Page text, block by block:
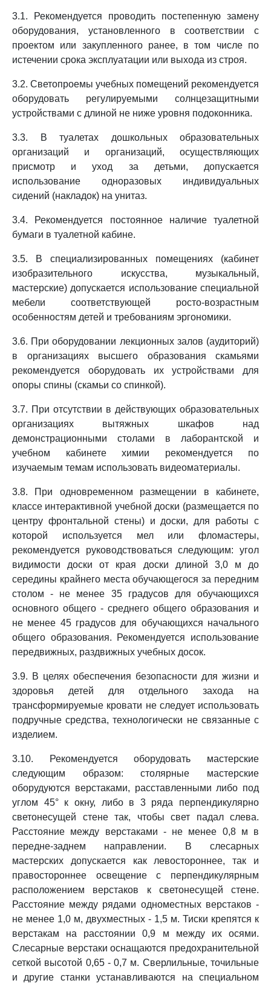
3.1. Рекомендуется проводить постепенную замену
оборудования, установленного в соответствии с
проектом или закупленного ранее, в том числе по
истечении срока эксплуатации или выхода из строя.
3.2. Светопроемы учебных помещений рекомендуется
оборудовать регулируемыми солнцезащитными
устройствами с длиной не ниже уровня подоконника.
3.3. В туалетах дошкольных образовательных
организаций и организаций, осуществляющих
присмотр и уход за детьми, допускается
использование одноразовых индивидуальных
сидений (накладок) на унитаз.
3.4. Рекомендуется постоянное наличие туалетной
бумаги в туалетной кабине.
3.5. В специализированных помещениях (кабинет
изобразительного искусства, музыкальный,
мастерские) допускается использование специальной
мебели соответствующей росто-возрастным
особенностям детей и требованиям эргономики.
3.6. При оборудовании лекционных залов (аудиторий)
в организациях высшего образования скамьями
рекомендуется оборудовать их устройствами для
опоры спины (скамьи со спинкой).
3.7. При отсутствии в действующих образовательных
организациях вытяжных шкафов над
демонстрационными столами в лаборантской и
учебном кабинете химии рекомендуется по
изучаемым темам использовать видеоматериалы.
3.8. При одновременном размещении в кабинете,
классе интерактивной учебной доски (размещается по
центру фронтальной стены) и доски, для работы с
которой используется мел или фломастеры,
рекомендуется руководствоваться следующим: угол
видимости доски от края доски длиной 3,0 м до
середины крайнего места обучающегося за передним
столом - не менее 35 градусов для обучающихся
основного общего - среднего общего образования и
не менее 45 градусов для обучающихся начального
общего образования. Рекомендуется использование
передвижных, раздвижных учебных досок.
3.9. В целях обеспечения безопасности для жизни и
здоровья детей для отдельного захода на
трансформируемые кровати не следует использовать
подручные средства, технологически не связанные с
изделием.
3.10. Рекомендуется оборудовать мастерские
следующим образом: столярные мастерские
оборудуются верстаками, расставленными либо под
углом 45° к окну, либо в 3 ряда перпендикулярно
светонесущей стене так, чтобы свет падал слева.
Расстояние между верстаками - не менее 0,8 м в
передне-заднем направлении. В слесарных
мастерских допускается как левостороннее, так и
правостороннее освещение с перпендикулярным
расположением верстаков к светонесущей стене.
Расстояние между рядами одноместных верстаков -
не менее 1,0 м, двухместных - 1,5 м. Тиски крепятся к
верстакам на расстоянии 0,9 м между их осями.
Слесарные верстаки оснащаются предохранительной
сеткой высотой 0,65 - 0,7 м. Сверлильные, точильные
и другие станки устанавливаются на специальном